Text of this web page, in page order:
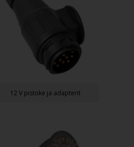
12 V pistoke ja adapterit